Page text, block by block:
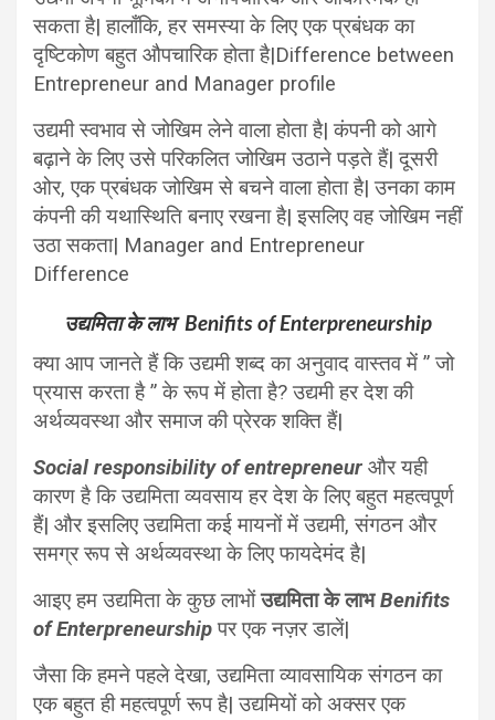
सकता है| हालाँकि, हर समस्या के लिए एक प्रबंधक का
दृष्टिकोण बहुत औपचारिक होता है|Difference between
Entrepreneur and Manager profile
उद्यमी स्वभाव से जोखिम लेने वाला होता है| कंपनी को आगे
बढ़ाने के लिए उसे परिकलित जोखिम उठाने पड़ते हैं|दूसरी
ओर, एक प्रबंधक जोखिम से बचने वाला होता है| उनका काम
कंपनी की यथास्थिति बनाए रखना है| इसलिए वह जोखिम नहीं
उठा सकता| Manager and Entrepreneur
Difference
उद्यमिता के लाभ Benifits of Enterpreneurship
क्या आप जानते हैं कि उद्यमी शब्द का अनुवाद वास्तव में ” जो
प्रयास करता है ” के रूप में होता है? उद्यमी हर देश की
अर्थव्यवस्था और समाज की प्रेरक शक्ति हैं|
Social responsibility of entrepreneur और यही
कारण है कि उद्यमिता व्यवसाय हर देश के लिए बहुत महत्वपूर्ण
हैं| और इसलिए उद्यमिता कई मायनों में उद्यमी, संगठन और
समग्र रूप से अर्थव्यवस्था के लिए फायदेमंद है|
आइए हम उद्यमिता के कुछ लाभोंउद्यमिता के लाभ Benifits
of Enterpreneurshipपर एक नज़र डालें|
जैसा कि हमने पहले देखा, उद्यमिता व्यावसायिक संगठन का
एक बहुत ही महत्वपूर्ण रूप है| उद्यमियों को अक्सर एक